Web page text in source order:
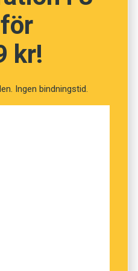
natten ut”) samt om att
till att beskriva
känns inte
kr!
Ingen bindningstid.